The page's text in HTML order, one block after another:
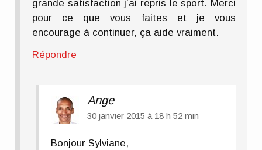
grande satisfaction j’ai repris le sport. Merci
pour ce que vous faites et je vous
encourage à continuer, ça aide vraiment.
Répondre
Ange
30 janvier 2015 à 18 h 52 min
Bonjour Sylviane,